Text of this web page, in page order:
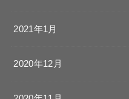
2021年1月
2020年12月